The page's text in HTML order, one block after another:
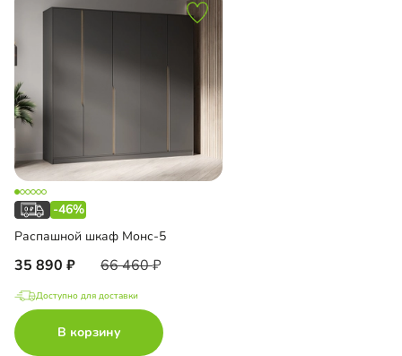
-46%
Распашной шкаф Монс-5
35 890 66 460
Доступно для доставки
В корзину